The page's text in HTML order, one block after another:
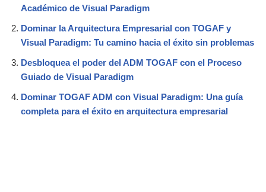
Académico de Visual Paradigm
Dominar la Arquitectura Empresarial con TOGAF y
Visual Paradigm: Tu camino hacia el éxito sin problemas
Desbloquea el poder del ADM TOGAF con el Proceso
Guiado de Visual Paradigm
Dominar TOGAF ADM con Visual Paradigm: Una guía
completa para el éxito en arquitectura empresarial